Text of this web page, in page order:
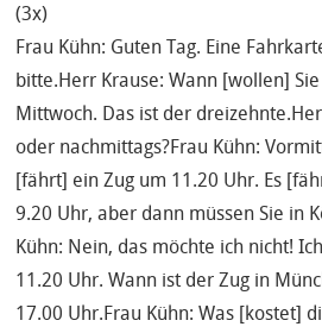
(3x)
Frau Kühn: Guten Tag. Eine
bitte.Herr Krause: Wann [wollen]
Mittwoch. Das ist der
oder nachmittags?Frau Kühn:
[fährt] ein Zug um 11.20 Uhr. Es
9.20 Uhr, aber dann müssen Sie in
Kühn: Nein, das möchte ich nicht!
11.20 Uhr. Wann ist der Zug in
17.00 Uhr.Frau Kühn: Was [kostet]